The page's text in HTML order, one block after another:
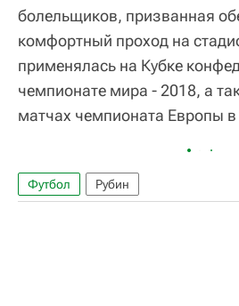
болельщиков, призванная
комфортный проход на
применялась на Кубке
чемпионате мира - 2018, а
матчах чемпионата Европы в
Футбол Рубин